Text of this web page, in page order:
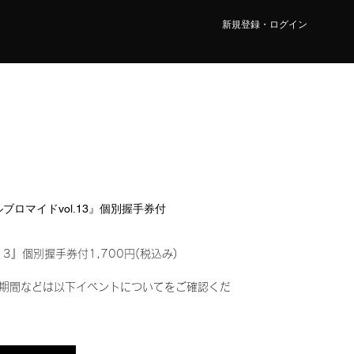
新規登録・ログイン
ロマイドvol.13』個別握手券付
』個別握手券付1,700円(税込み)
間などは以下イベントについてをご確認くだ